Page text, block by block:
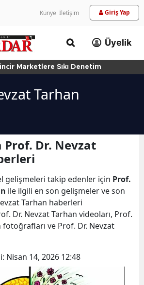
Künye İletişim Giriş Yap
Üyelik
Marketlere Sıkı Denetim
Tarhan
Prof. Dr. Nevzat
gelişmeleri takip edenler için Prof.
ile ilgili en son gelişmeler ve son
Tarhan haberleri
Dr. Nevzat Tarhan videoları, Prof.
fotoğrafları ve Prof. Dr. Nevzat
Nisan 14, 2026 12:48